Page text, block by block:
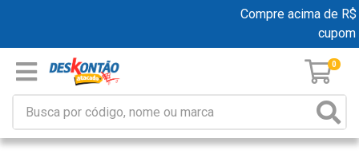
Compre acima de
cupom
0